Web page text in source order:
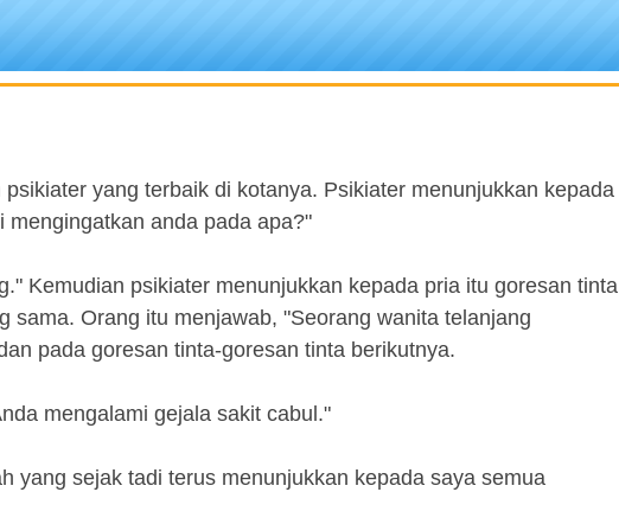
yang terbaik di kotanya. Psikiater menunjukkan kepada
anda pada apa?"
Kemudian psikiater menunjukkan kepada pria itu goresan tinta
sama. Orang itu menjawab, "Seorang wanita telanjang
pada goresan tinta-goresan tinta berikutnya.
mengalami gejala sakit cabul."
yang sejak tadi terus menunjukkan kepada saya semua